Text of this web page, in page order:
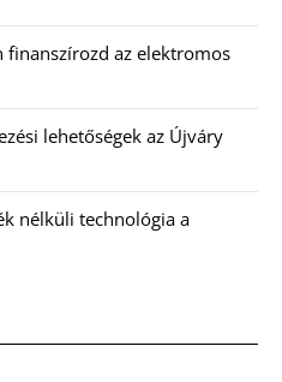
finanszírozd az elektromos
lehetőségek az Újváry
nélküli technológia a